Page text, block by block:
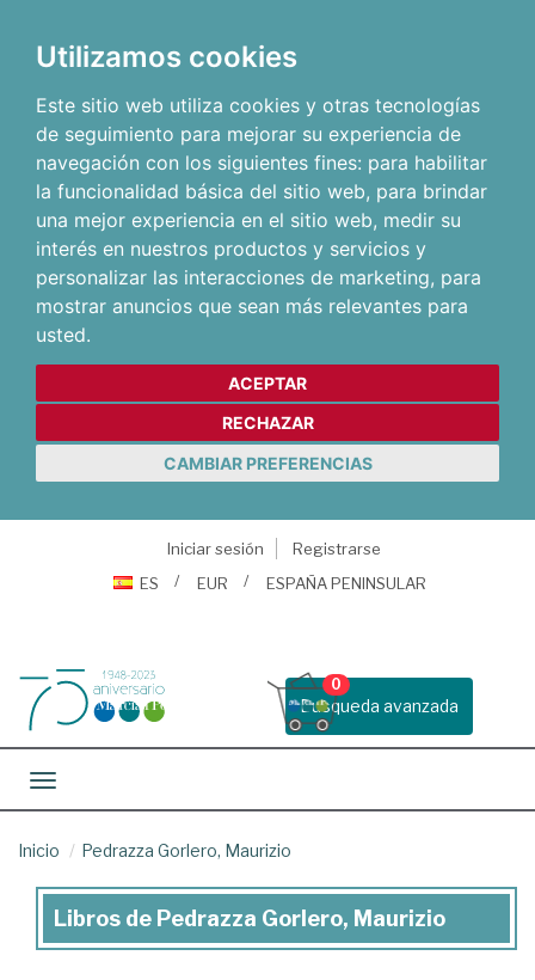
Utilizamos cookies
Este sitio web utiliza cookies y otras tecnologías
de seguimiento para mejorar su experiencia de
navegación con los siguientes fines: para habilitar
la funcionalidad básica del sitio web, para brindar
una mejor experiencia en el sitio web, medir su
interés en nuestros productos y servicios y
personalizar las interacciones de marketing, para
mostrar anuncios que sean más relevantes para
usted.
ACEPTAR
RECHAZAR
CAMBIAR PREFERENCIAS
Iniciar sesión
Registrarse
ES
EUR ESPAÑA PENINSULAR
Busqueda avanzada
0
Toggle navigation
Inicio Pedrazza Gorlero, Maurizio
Libros
Libros de Pedrazza Gorlero, Maurizio